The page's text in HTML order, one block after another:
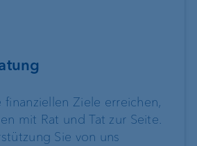
finanziellen Ziele erreichen,
mit Rat und Tat zur Seite.
Sie von uns